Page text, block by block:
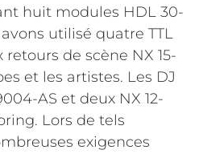
huit modules HDL 30-
utilisé quatre TTL
de scène NX 15-
et les artistes. Les DJ
AS et deux NX 12-
Lors de tels
exigences